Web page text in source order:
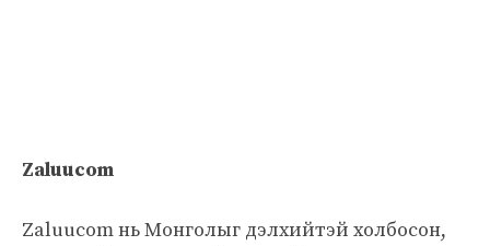
Zaluucom
Zaluucom нь Монголыг дэлхийтэй холбосон,